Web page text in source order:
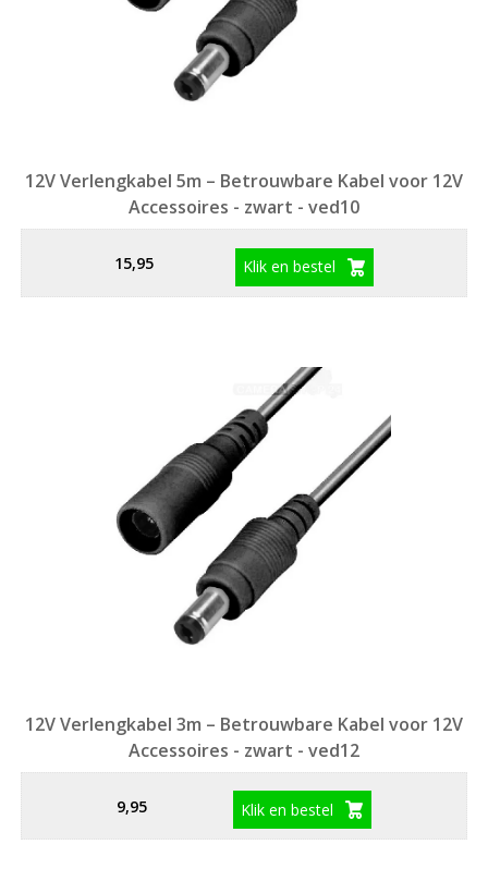
12V Verlengkabel 5m – Betrouwbare Kabel voor 12V
Accessoires - zwart - ved10
15,95 Klik en bestel
12V Verlengkabel 3m – Betrouwbare Kabel voor 12V
Accessoires - zwart - ved12
9,95 Klik en bestel